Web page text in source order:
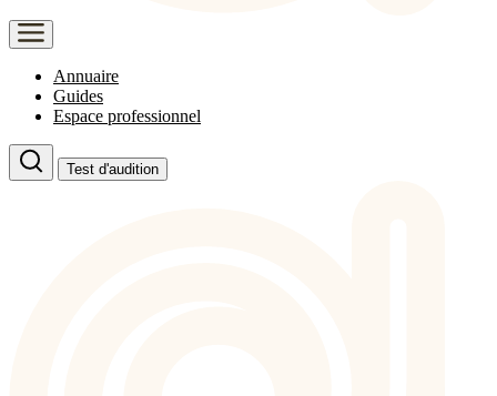
Annuaire
Guides
Espace professionnel
Test d'audition